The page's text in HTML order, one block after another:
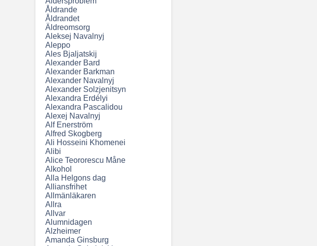
Åldrande
Åldrandet
Äldreomsorg
Aleksej Navalnyj
Aleppo
Ales Bjaljatskij
Alexander Bard
Alexander Barkman
Alexander Navalnyj
Alexander Solzjenitsyn
Alexandra Erdélyi
Alexandra Pascalidou
Alexej Navalnyj
Alf Enerström
Alfred Skogberg
Ali Hosseini Khomenei
Alibi
Alice Teororescu Måne
Alkohol
Alla Helgons dag
Alliansfrihet
Allmänläkaren
Allra
Allvar
Alumnidagen
Alzheimer
Amanda Ginsburg